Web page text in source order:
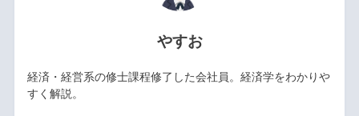
やすお
経済・経営系の修士課程修了した会社員。経済学をわかりや
すく解説。